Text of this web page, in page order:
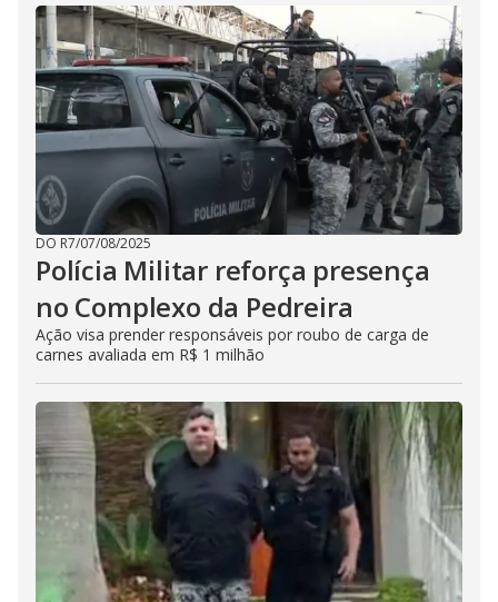
DO R7/07/08/2025
Polícia Militar reforça presença
no Complexo da Pedreira
Ação visa prender responsáveis por roubo de carga de
carnes avaliada em R$ 1 milhão